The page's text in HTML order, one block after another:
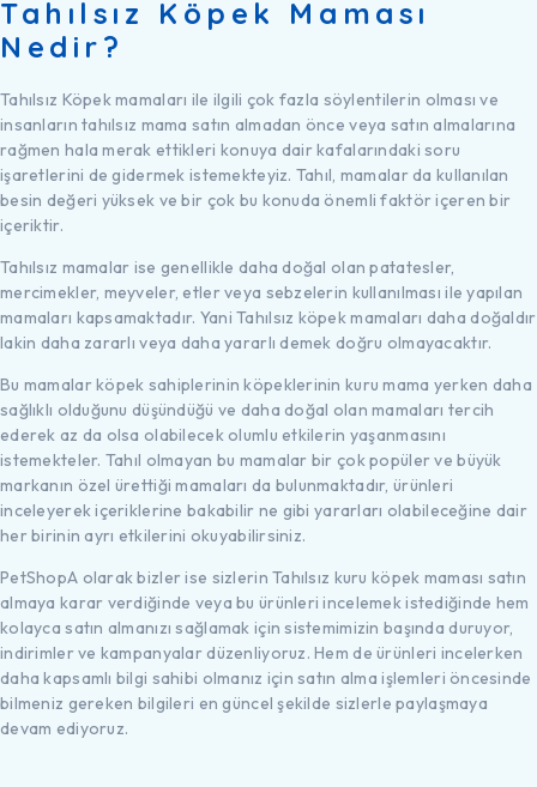
Tahılsız Köpek Maması
Nedir?
Tahılsız Köpek mamaları ile ilgili çok fazla söylentilerin olması ve
insanların tahılsız mama satın almadan önce veya satın almalarına
rağmen hala merak ettikleri konuya dair kafalarındaki soru
işaretlerini de gidermek istemekteyiz. Tahıl, mamalar da kullanılan
besin değeri yüksek ve bir çok bu konuda önemli faktör içeren bir
içeriktir.
Tahılsız mamalar ise genellikle daha doğal olan patatesler,
mercimekler, meyveler, etler veya sebzelerin kullanılması ile yapılan
mamaları kapsamaktadır. Yani Tahılsız köpek mamaları daha doğaldır
lakin daha zararlı veya daha yararlı demek doğru olmayacaktır.
Bu mamalar köpek sahiplerinin köpeklerinin kuru mama yerken daha
sağlıklı olduğunu düşündüğü ve daha doğal olan mamaları tercih
ederek az da olsa olabilecek olumlu etkilerin yaşanmasını
istemekteler. Tahıl olmayan bu mamalar bir çok popüler ve büyük
markanın özel ürettiği mamaları da bulunmaktadır, ürünleri
inceleyerek içeriklerine bakabilir ne gibi yararları olabileceğine dair
her birinin ayrı etkilerini okuyabilirsiniz.
PetShopA olarak bizler ise sizlerin Tahılsız kuru köpek maması satın
almaya karar verdiğinde veya bu ürünleri incelemek istediğinde hem
kolayca satın almanızı sağlamak için sistemimizin başında duruyor,
indirimler ve kampanyalar düzenliyoruz. Hem de ürünleri incelerken
daha kapsamlı bilgi sahibi olmanız için satın alma işlemleri öncesinde
bilmeniz gereken bilgileri en güncel şekilde sizlerle paylaşmaya
devam ediyoruz.